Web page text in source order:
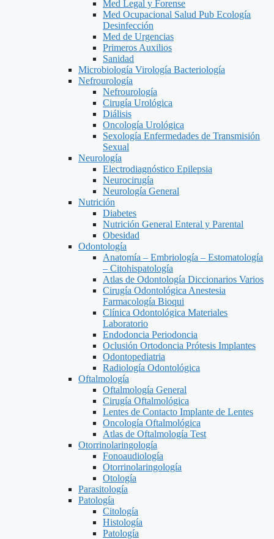
Med Legal y Forense
Med Ocupacional Salud Pub Ecología
Desinfección
Med de Urgencias
Primeros Auxilios
Sanidad
Microbiología Virología Bacteriología
Nefrourología
Nefrourología
Cirugía Urológica
Diálisis
Oncología Urológica
Sexología Enfermedades de Transmisión
Sexual
Neurología
Electrodiagnóstico Epilepsia
Neurocirugía
Neurología General
Nutrición
Diabetes
Nutrición General Enteral y Parental
Obesidad
Odontología
Anatomía – Embriología – Estomatología
– Citohispatología
Atlas de Odontología Diccionarios Varios
Cirugía Odontológica Anestesia
Farmacología Bioqui
Clínica Odontológica Materiales
Laboratorio
Endodoncia Periodoncia
Oclusión Ortodoncia Prótesis Implantes
Odontopediatria
Radiología Odontológica
Oftalmología
Oftalmología General
Cirugía Oftalmológica
Lentes de Contacto Implante de Lentes
Oncología Oftalmológica
Atlas de Oftalmología Test
Otorrinolaringología
Fonoaudiología
Otorrinolaringología
Otología
Parasitología
Patología
Citología
Histología
Patología